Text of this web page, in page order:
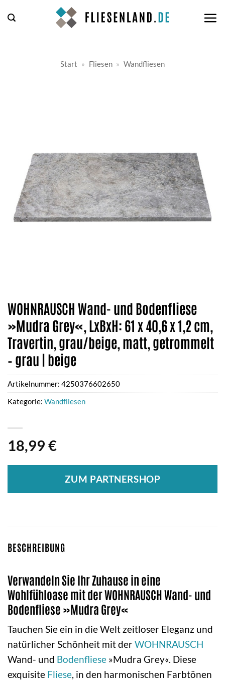
Inhalt
Start » Fliesen » Wandfliesen
WOHNRAUSCH Wand- und Bodenfliese
»Mudra Grey«, LxBxH: 61 x 40,6 x 1,2 cm,
Travertin, grau/beige, matt, getrommelt
– grau | beige
18,99 €
ZUM PARTNERSHOP
Artikelnummer: 4250376602650
Kategorie: Wandfliesen
BESCHREIBUNG
Verwandeln Sie Ihr Zuhause in eine
Wohlfühloase mit der WOHNRAUSCH Wand- und
Bodenfliese »Mudra Grey«
Tauchen Sie ein in die Welt zeitloser Eleganz und
natürlicher Schönheit mit derWOHNRAUSCH
Wand- und Bodenfliese »Mudra Grey«. Diese
exquisite Fliese, in den harmonischen Farbtönen